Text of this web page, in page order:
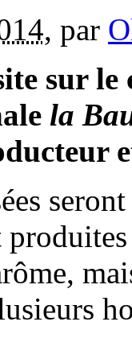
, par
sur
la